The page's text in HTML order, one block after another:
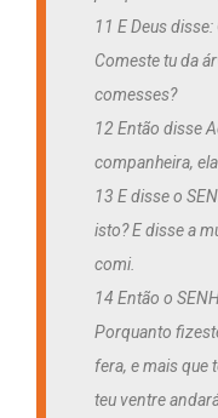
11 E Deus
Comeste tu da
comesses?
12 Então disse
companheira,
13 E disse o
isto? E disse a
comi.
14 Então o
Porquanto
fera, e mais que
teu ventre